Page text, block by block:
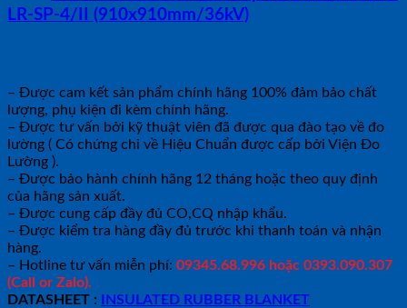
LR-SP-4/II (910x910mm/36kV)
– Được cam kết sản phẩm chính hãng 100% đảm bảo chất
lượng, phụ kiện đi kèm chính hãng.
– Được tư vấn bởi kỹ thuật viên đã được qua đào tạo về đo
lường ( Có chứng chỉ về Hiệu Chuẩn được cấp bởi Viện Đo
Lường ).
– Được bảo hành chính hãng 12 tháng hoặc theo quy định
của hãng sản xuất.
– Được cung cấp đầy đủ CO,CQ nhập khẩu.
– Được kiểm tra hàng đầy đủ trước khi thanh toán và nhận
hàng.
– Hotline tư vấn miễn phí: 09345.68.996 hoặc 0393.090.307
(Call or Zalo).
DATASHEET :
INSULATED RUBBER BLANKET